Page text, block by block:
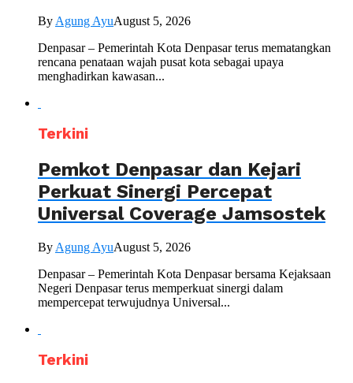
ByAgung AyuAugust 5, 2026
Denpasar – Pemerintah Kota Denpasar terus mematangkan
rencana penataan wajah pusat kota sebagai upaya
menghadirkan kawasan...
Terkini
Pemkot Denpasar dan Kejari
Perkuat Sinergi Percepat
Universal Coverage Jamsostek
By Agung AyuAugust 5, 2026
Denpasar – Pemerintah Kota Denpasar bersama Kejaksaan
Negeri Denpasar terus memperkuat sinergi dalam
mempercepat terwujudnya Universal...
Terkini